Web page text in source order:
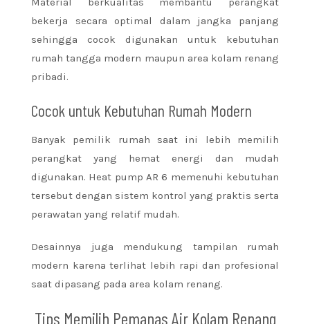
bekerja secara optimal dalam jangka panjang
sehingga cocok digunakan untuk kebutuhan
rumah tangga modern maupun area kolam renang
pribadi.
Cocok untuk Kebutuhan Rumah Modern
Banyak pemilik rumah saat ini lebih memilih
perangkat yang hemat energi dan mudah
digunakan. Heat pump AR 6 memenuhi kebutuhan
tersebut dengan sistem kontrol yang praktis serta
perawatan yang relatif mudah.
Desainnya juga mendukung tampilan rumah
modern karena terlihat lebih rapi dan profesional
saat dipasang pada area kolam renang.
Tips Memilih Pemanas Air Kolam Renang